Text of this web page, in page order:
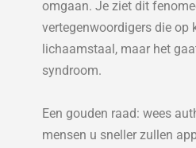
omgaan. Je ziet dit
vertegenwoordigers die op
lichaamstaal, maar het
syndroom.
Een gouden raad: wees
mensen u sneller zullen